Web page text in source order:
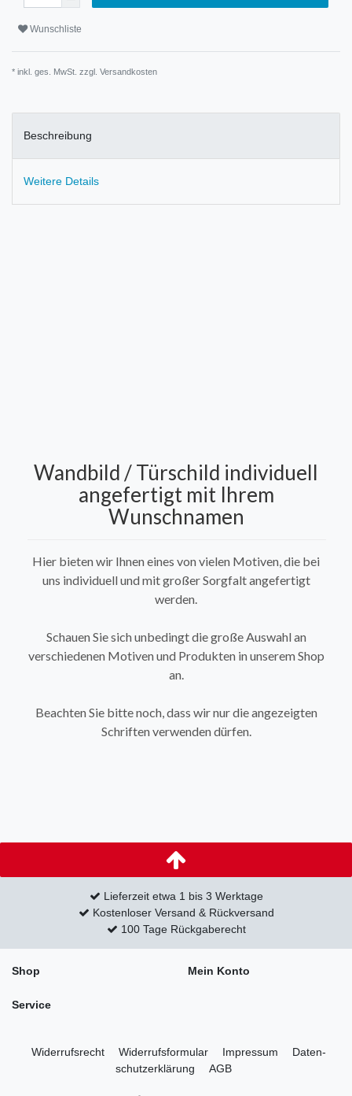
Wunschliste
* inkl. ges. MwSt. zzgl. Versandkosten
Beschreibung
Weitere Details
Wandbild / Türschild individuell
angefertigt mit Ihrem
Wunschnamen
Hier bieten wir Ihnen eines von vielen Motiven, die bei
uns individuell und mit großer Sorgfalt angefertigt
werden.
Schauen Sie sich unbedingt die große Auswahl an
verschiedenen Motiven und Produkten in unserem Shop
an.
Beachten Sie bitte noch, dass wir nur die angezeigten
Schriften verwenden dürfen.
Lieferzeit etwa 1 bis 3 Werktage
Kostenloser Versand & Rückversand
100 Tage Rückgaberecht
Shop Mein Konto
Service
Widerrufs­recht Widerrufs­formular Impressum
Daten­
schutz­erklärung
AGB